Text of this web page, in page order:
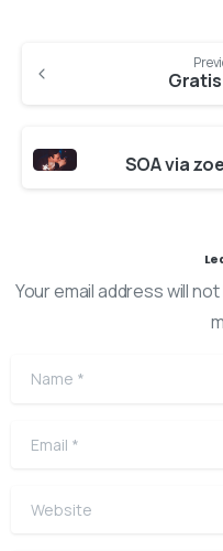
SOA via
Your email address will
Name
Email
Website